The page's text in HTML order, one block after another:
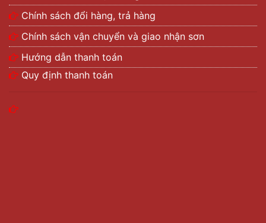
Chính sách đổi hàng, trả hàng
Chính sách vận chuyển và giao nhận sơn
Hướng dẫn thanh toán
Quy định thanh toán